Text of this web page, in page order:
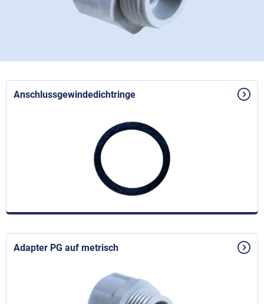
Anschlussgewindedichtringe
Adapter PG auf metrisch